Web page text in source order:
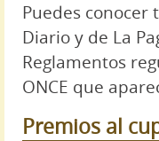
Puedes conocer
Diario y de La
Reglamentos
ONCE que
Premios al